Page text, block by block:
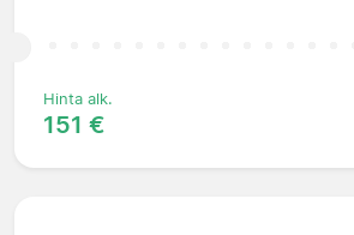
Hinta alk.
151 €